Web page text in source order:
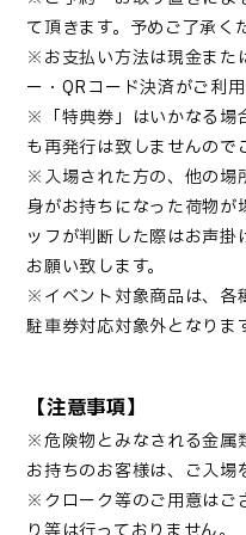
て頂きます。予めご了承く
※お支払い方法は現金また
ー・QRコード決済がご利用
※「特典券」はいかなる場
も再発行は致しませんので
※入場された方の、他の場
身がお持ちになった荷物が
ッフが判断した際はお声掛
お願い致します。
※イベント対象商品は、各
駐車券対応対象外となりま
【注意事項】
※危険物とみなされる金属
お持ちのお客様は、ご入場
※クローク等のご用意はご